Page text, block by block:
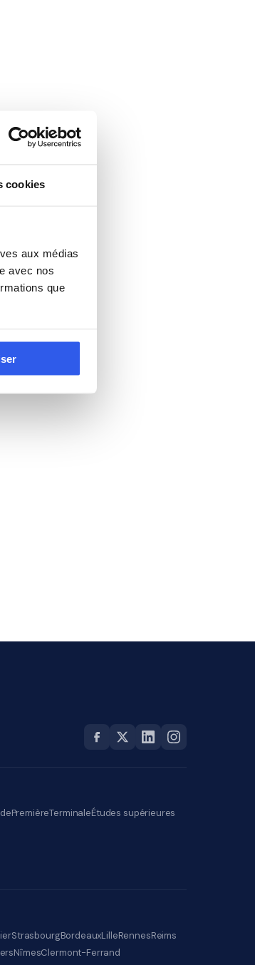
cookies
aux médias
avec nos
que
PremièreTerminaleÉtudes supérieures
StrasbourgBordeauxLilleRennesReims
NîmesClermont-Ferrand